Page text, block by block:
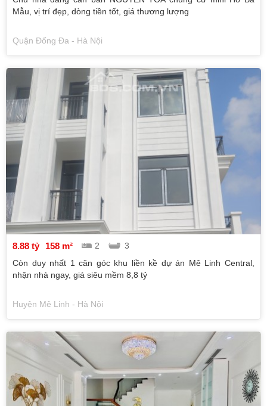
Mẫu, vị trí đẹp, dòng tiền tốt, giá thương lượng
Quận Đống Đa - Hà Nội
8.88 tỷ 158 m² 2
3
Còn duy nhất 1 căn góc khu liền kề dự án Mê Linh Central,
nhận nhà ngay, giá siêu mềm 8,8 tỷ
Huyện Mê Linh - Hà Nội